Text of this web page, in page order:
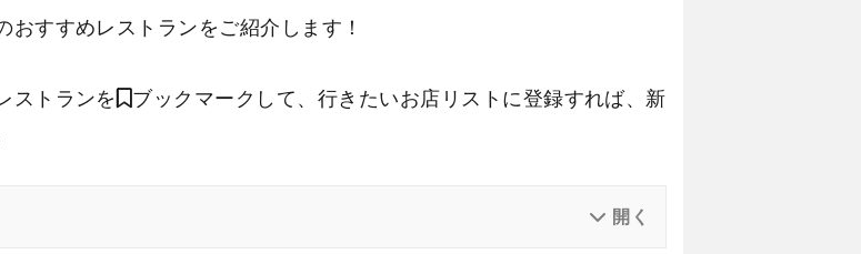
すすめレストランをご紹介します！
ストランを
ブックマークして、行きたいお店リストに登録すれば、新